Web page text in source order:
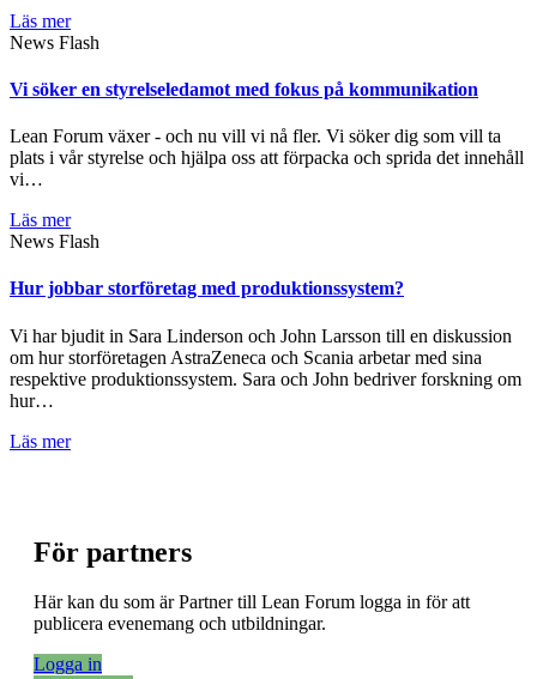
Läs mer
News Flash
Vi söker en styrelseledamot med fokus på kommunikation
Lean Forum växer - och nu vill vi nå fler. Vi söker dig som vill ta
plats i vår styrelse och hjälpa oss att förpacka och sprida det innehåll
vi…
Läs mer
News Flash
Hur jobbar storföretag med produktionssystem?
Vi har bjudit in Sara Linderson och John Larsson till en diskussion
om hur storföretagen AstraZeneca och Scania arbetar med sina
respektive produktionssystem. Sara och John bedriver forskning om
hur…
Läs mer
För partners
Här kan du som är Partner till Lean Forum logga in för att
publicera evenemang och utbildningar.
Logga in